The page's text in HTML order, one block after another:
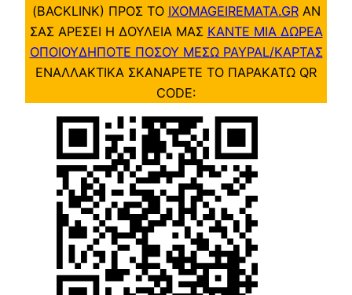
(BACKLINK) ΠΡΟΣ ΤΟ IXOMAGEIREMATA.GRΑΝ
ΣΑΣ ΑΡΕΣΕΙ Η ΔΟΥΛΕΙΑ ΜΑΣ ΚΑΝΤΕ ΜΙΑ ΔΩΡΕΑ
ΟΠΟΙΟΥΔΗΠΟΤΕ ΠΟΣΟΥ ΜΕΣΩ PAYPAL/ΚΑΡΤΑΣ
ΕΝΑΛΛΑΚΤΙΚΑ ΣΚΑΝΑΡΕΤΕ ΤΟ ΠΑΡΑΚΑΤΩ QR
CODE: